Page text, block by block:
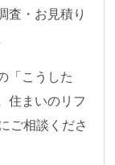
査・お見積り
「こうした
住まいのリフ
ご相談くださ